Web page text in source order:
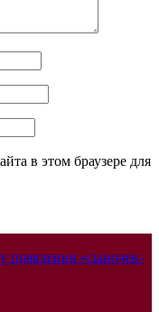
в этом браузере для
появления «сыночек-